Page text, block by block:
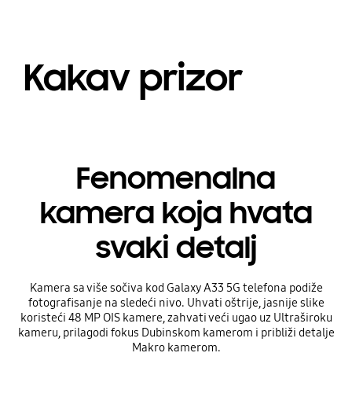
Kakav prizor
Fenomenalna
kamera koja hvata
svaki detalj
Kamera sa više sočiva kod Galaxy A33 5G telefona podiže
fotografisanje na sledeći nivo. Uhvati oštrije, jasnije slike
koristeći 48 MP OIS kamere, zahvati veći ugao uz Ultraširoku
kameru, prilagodi fokus Dubinskom kamerom i približi detalje
Makro kamerom.